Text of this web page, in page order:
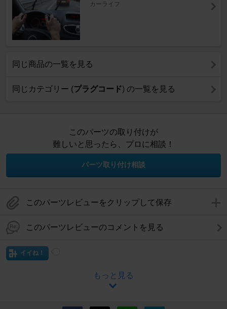
カーライフ
同じ商品の一覧を見る
同じカテゴリー (プラグコード) の一覧を見る
このパーツの取り付けが
難しいと思ったら、プロに相談！
パーツ取り付け相談
このパーツレビューをクリップして保存
このパーツレビューのコメントを見る
イイね！
もっと見る